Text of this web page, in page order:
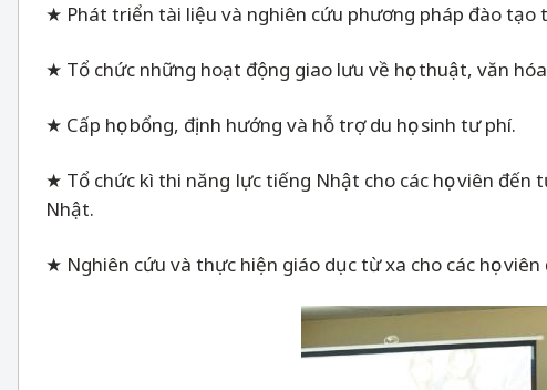
★ Phát triển tài liệu và nghiên cứu phương pháp đào tạo
★ Tổ chức những hoạt động giao lưu về học thuật, văn
★ Cấp học bổng, định hướng và hỗ trợ du học sinh tư phí.
★ Tổ chức kì thi năng lực tiếng Nhật cho các học viên
Nhật.
★ Nghiên cứu và thực hiện giáo dục từ xa cho các học